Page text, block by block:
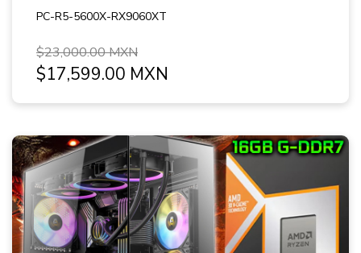
PC-R5-5600X-RX9060XT
$23,000.00 MXN
$17,599.00 MXN